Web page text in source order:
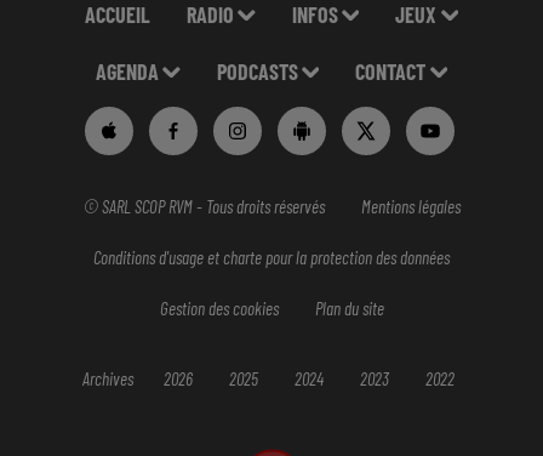
ACCUEIL RADIO INFOS JEUX
AGENDA PODCASTS CONTACT
© SARL SCOP RVM - Tous droits réservés Mentions légales
Conditions d'usage et charte pour la protection des données
Gestion des cookies Plan du site
Archives 2026 2025 2024 2023 2022